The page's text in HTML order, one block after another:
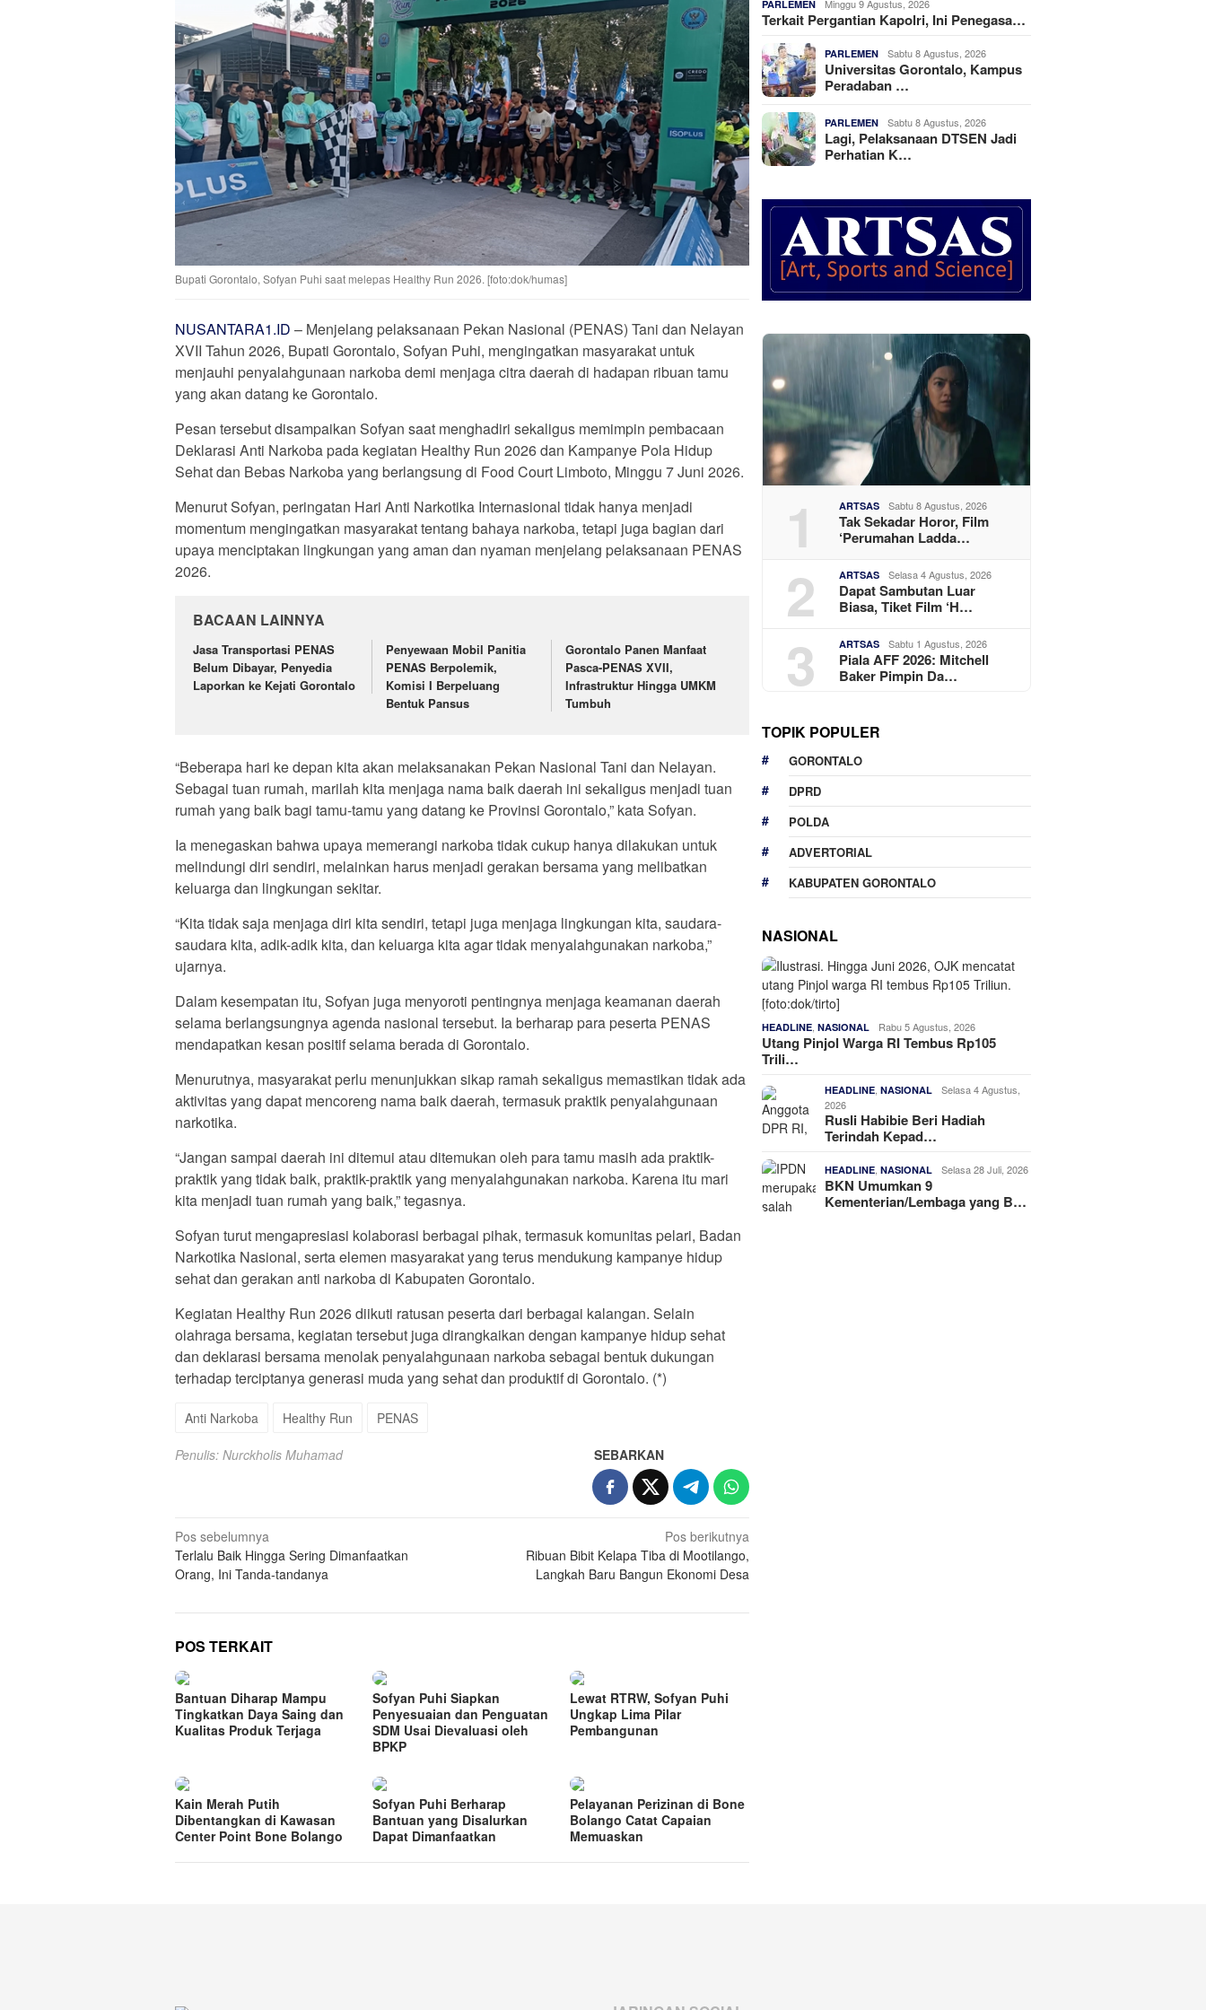
Bupati Gorontalo, Sofyan Puhi saat melepas Healthy Run 2026. [foto:dok/humas]
NUSANTARA1.ID – Menjelang pelaksanaan Pekan Nasional (PENAS) Tani dan Nelayan
XVII Tahun 2026, Bupati Gorontalo, Sofyan Puhi, mengingatkan masyarakat untuk
menjauhi penyalahgunaan narkoba demi menjaga citra daerah di hadapan ribuan tamu
yang akan datang ke Gorontalo.
Pesan tersebut disampaikan Sofyan saat menghadiri sekaligus memimpin pembacaan
Deklarasi Anti Narkoba pada kegiatan Healthy Run 2026 dan Kampanye Pola Hidup
Sehat dan Bebas Narkoba yang berlangsung di Food Court Limboto, Minggu 7 Juni 2026.
Menurut Sofyan, peringatan Hari Anti Narkotika Internasional tidak hanya menjadi
momentum mengingatkan masyarakat tentang bahaya narkoba, tetapi juga bagian dari
upaya menciptakan lingkungan yang aman dan nyaman menjelang pelaksanaan PENAS
2026.
BACAAN LAINNYA
Jasa Transportasi PENAS
Belum Dibayar, Penyedia
Laporkan ke Kejati Gorontalo
Penyewaan Mobil Panitia
PENAS Berpolemik,
Komisi I Berpeluang
Bentuk Pansus
Gorontalo Panen Manfaat
Pasca-PENAS XVII,
Infrastruktur Hingga UMKM
Tumbuh
“Beberapa hari ke depan kita akan melaksanakan Pekan Nasional Tani dan Nelayan.
Sebagai tuan rumah, marilah kita menjaga nama baik daerah ini sekaligus menjadi tuan
rumah yang baik bagi tamu-tamu yang datang ke Provinsi Gorontalo,” kata Sofyan.
Ia menegaskan bahwa upaya memerangi narkoba tidak cukup hanya dilakukan untuk
melindungi diri sendiri, melainkan harus menjadi gerakan bersama yang melibatkan
keluarga dan lingkungan sekitar.
“Kita tidak saja menjaga diri kita sendiri, tetapi juga menjaga lingkungan kita, saudara-
saudara kita, adik-adik kita, dan keluarga kita agar tidak menyalahgunakan narkoba,”
ujarnya.
Dalam kesempatan itu, Sofyan juga menyoroti pentingnya menjaga keamanan daerah
selama berlangsungnya agenda nasional tersebut. Ia berharap para peserta PENAS
mendapatkan kesan positif selama berada di Gorontalo.
Menurutnya, masyarakat perlu menunjukkan sikap ramah sekaligus memastikan tidak ada
aktivitas yang dapat mencoreng nama baik daerah, termasuk praktik penyalahgunaan
narkotika.
“Jangan sampai daerah ini ditemui atau ditemukan oleh para tamu masih ada praktik-
praktik yang tidak baik, praktik-praktik yang menyalahgunakan narkoba. Karena itu mari
kita menjadi tuan rumah yang baik,” tegasnya.
Sofyan turut mengapresiasi kolaborasi berbagai pihak, termasuk komunitas pelari, Badan
Narkotika Nasional, serta elemen masyarakat yang terus mendukung kampanye hidup
sehat dan gerakan anti narkoba di Kabupaten Gorontalo.
Kegiatan Healthy Run 2026 diikuti ratusan peserta dari berbagai kalangan. Selain
olahraga bersama, kegiatan tersebut juga dirangkaikan dengan kampanye hidup sehat
dan deklarasi bersama menolak penyalahgunaan narkoba sebagai bentuk dukungan
terhadap terciptanya generasi muda yang sehat dan produktif di Gorontalo. (*)
Anti Narkoba Healthy Run PENAS
Penulis: Nurckholis Muhamad SEBARKAN
Navigasi
pos
Pos sebelumnya
Terlalu Baik Hingga Sering Dimanfaatkan
Orang, Ini Tanda-tandanya
Pos berikutnya
Ribuan Bibit Kelapa Tiba di Mootilango,
Langkah Baru Bangun Ekonomi Desa
POS TERKAIT
Bantuan Diharap Mampu
Tingkatkan Daya Saing dan
Kualitas Produk Terjaga
Sofyan Puhi Siapkan
Penyesuaian dan Penguatan
SDM Usai Dievaluasi oleh
BPKP
Lewat RTRW, Sofyan Puhi
Ungkap Lima Pilar
Pembangunan
Kain Merah Putih
Dibentangkan di Kawasan
Center Point Bone Bolango
Sofyan Puhi Berharap
Bantuan yang Disalurkan
Dapat Dimanfaatkan
Pelayanan Perizinan di Bone
Bolango Catat Capaian
Memuaskan
PARLEMEN Minggu 9 Agustus, 2026
Terkait Pergantian Kapolri, Ini Penegasa…
PARLEMEN Sabtu 8 Agustus, 2026
Universitas Gorontalo, Kampus
Peradaban …
PARLEMEN Sabtu 8 Agustus, 2026
Lagi, Pelaksanaan DTSEN Jadi
Perhatian K…
1 ARTSAS Sabtu 8 Agustus, 2026
Tak Sekadar Horor, Film
‘Perumahan Ladda…
2 ARTSAS Selasa 4 Agustus, 2026
Dapat Sambutan Luar
Biasa, Tiket Film ‘H…
3 ARTSAS Sabtu 1 Agustus, 2026
Piala AFF 2026: Mitchell
Baker Pimpin Da…
TOPIK POPULER
GORONTALO
DPRD
POLDA
ADVERTORIAL
KABUPATEN GORONTALO
NASIONAL
HEADLINE,NASIONAL Rabu 5 Agustus, 2026
Utang Pinjol Warga RI Tembus Rp105
Trili…
HEADLINE,NASIONAL
Selasa 4 Agustus,
2026
Rusli Habibie Beri Hadiah
Terindah Kepad…
HEADLINE,NASIONAL Selasa 28 Juli, 2026
BKN Umumkan 9
Kementerian/Lembaga yang B…